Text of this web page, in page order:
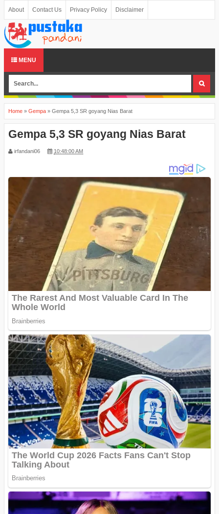
About Contact Us Privacy Policy Disclaimer
MENU
Home » Gempa » Gempa 5,3 SR goyang Nias Barat
Gempa 5,3 SR goyang Nias Barat
irfandani06 10:48:00 AM